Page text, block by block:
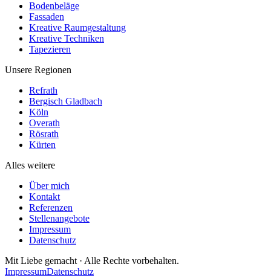
Bodenbeläge
Fassaden
Kreative Raumgestaltung
Kreative Techniken
Tapezieren
Unsere Regionen
Refrath
Bergisch Gladbach
Köln
Overath
Rösrath
Kürten
Alles weitere
Über mich
Kontakt
Referenzen
Stellenangebote
Impressum
Datenschutz
Mit Liebe gemacht · Alle Rechte vorbehalten.
ImpressumDatenschutz